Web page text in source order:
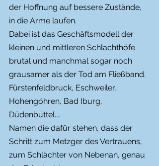
der Hoffnung auf bessere Zustände,
in die Arme laufen.
Dabei ist das Geschäftsmodell der
kleinen und mittleren Schlachthöfe
brutal und manchmal sogar noch
grausamer als der Tod am Fließband.
Fürstenfeldbruck, Eschweiler,
Hohengöhren, Bad Iburg,
Düdenbüttel....
Namen die dafür stehen, dass der
Schritt zum Metzger des Vertrauens,
zum Schlächter von Nebenan, genau